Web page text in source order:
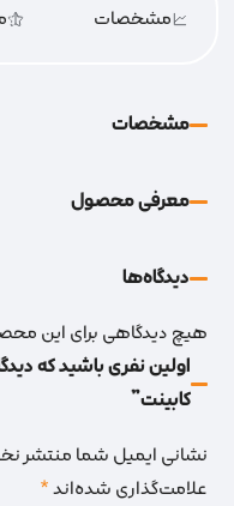
مشخصات
مشخصات
معرفی محصول
دیدگاه‌‌ها
هیچ دیدگاهی برای این
کابینت”
نشانی ایمیل شما منتشر
علامت‌گذاری شده‌اند*